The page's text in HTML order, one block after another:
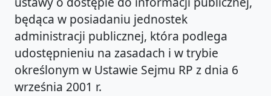
będąca w posiadaniu jednostek
administracji publicznej, która podlega
udostępnieniu na zasadach i w trybie
określonym w Ustawie Sejmu RP z dnia 6
września 2001 r.